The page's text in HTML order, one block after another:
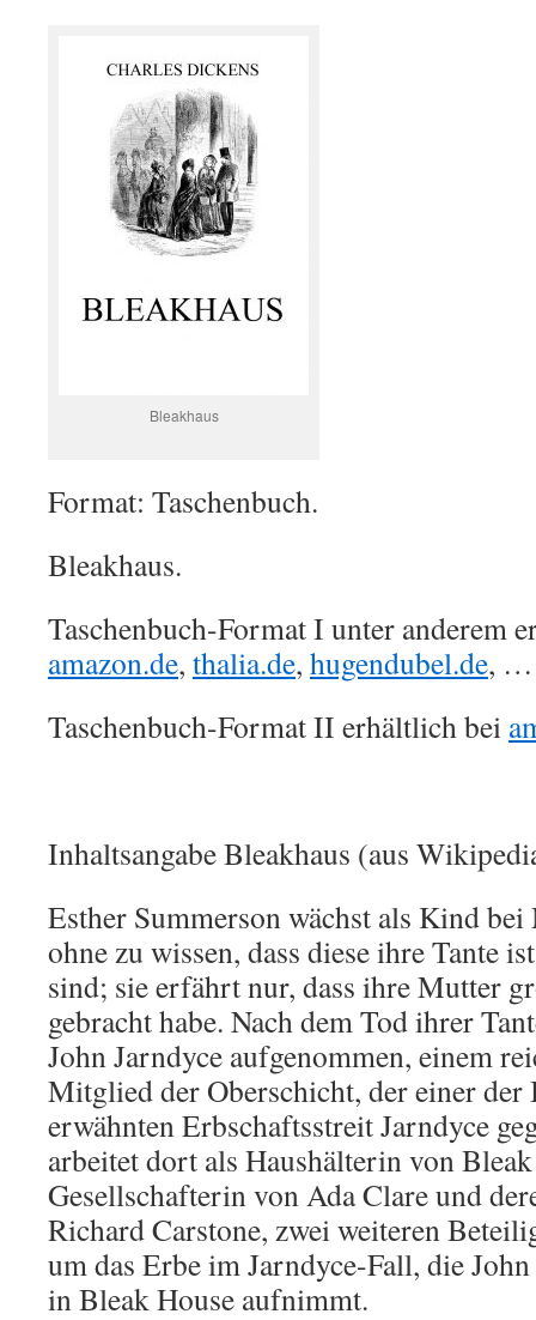
Bleakhaus
Format: Taschenbuch.
Bleakhaus.
Taschenbuch-Format I unter anderem
amazon.de, thalia.de, hugendubel.de, …
Taschenbuch-Format II erhältlich bei
Inhaltsangabe Bleakhaus (aus
Esther Summerson wächst als Kind
ohne zu wissen, dass diese ihre Tante
sind; sie erfährt nur, dass ihre Mutter
gebracht habe. Nach dem Tod ihrer
John Jarndyce aufgenommen, einem
Mitglied der Oberschicht, der einer der
erwähnten Erbschaftsstreit Jarndyce
arbeitet dort als Haushälterin von
Gesellschafterin von Ada Clare und
Richard Carstone, zwei weiteren
um das Erbe im Jarndyce-Fall, die
in Bleak House aufnimmt.